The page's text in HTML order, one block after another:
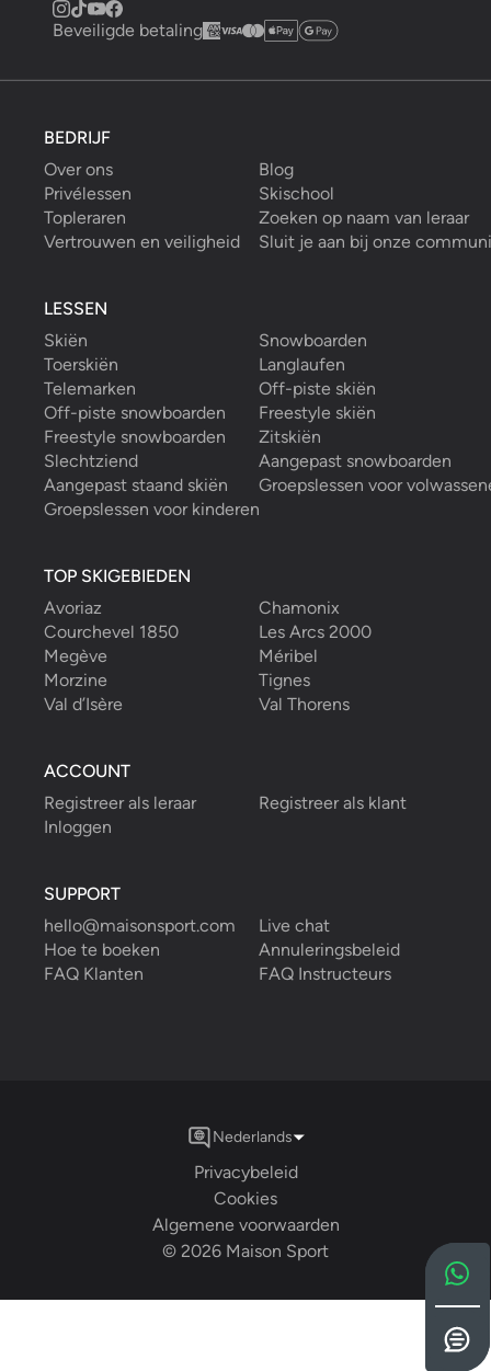
Beveiligde betaling
BEDRIJF
Over ons
Blog
Privélessen
Skischool
Topleraren
Zoeken op naam van leraar
Vertrouwen en veiligheid
Sluit je aan bij onze
LESSEN
Skiën
Snowboarden
Toerskiën
Langlaufen
Telemarken
Off-piste skiën
Off-piste snowboarden
Freestyle skiën
Freestyle snowboarden
Zitskiën
Slechtziend
Aangepast snowboarden
Aangepast staand skiën
Groepslessen voor
Groepslessen voor kinderen
TOP SKIGEBIEDEN
Avoriaz
Chamonix
Courchevel 1850
Les Arcs 2000
Megève
Méribel
Morzine
Tignes
Val d’Isère
Val Thorens
ACCOUNT
Registreer als leraar
Registreer als klant
Inloggen
SUPPORT
hello@maisonsport.com
Live chat
Hoe te boeken
Annuleringsbeleid
FAQ Klanten
FAQ Instructeurs
© 2026 Maison Sport
Algemene voorwaarden
Cookies
Privacybeleid
Nederlands